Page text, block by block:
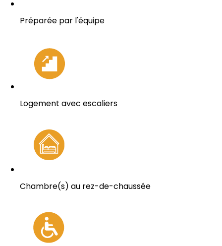
Préparée par l'équipe
Logement avec escaliers
Chambre(s) au rez-de-chaussée